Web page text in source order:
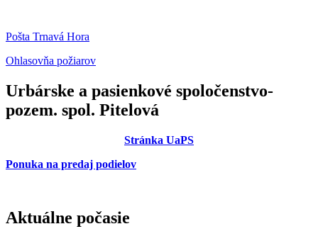
Pošta Trnavá Hora
Ohlasovňa požiarov
Urbárske a pasienkové spoločenstvo-
pozem. spol. Pitelová
Stránka UaPS
Ponuka na predaj podielov
Aktuálne počasie